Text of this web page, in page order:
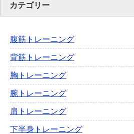
カテゴリー
腹筋トレーニング
背筋トレーニング
胸トレーニング
腕トレーニング
肩トレーニング
下半身トレーニング